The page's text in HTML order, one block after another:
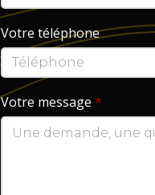
Votre téléphone
Votre message *